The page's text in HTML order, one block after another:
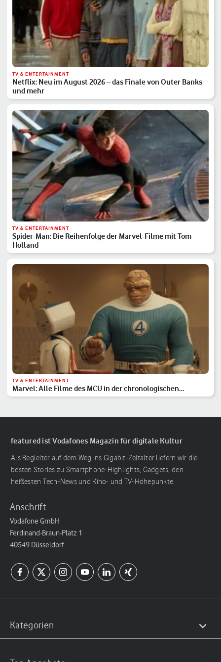
TV & ENTERTAINMENT
Netflix: Neu im August 2026 – das Finale von Outer Banks
und mehr
TV & ENTERTAINMENT
Spider-Man: Die Reihenfolge der Marvel-Filme mit Tom
Holland
TV & ENTERTAINMENT
Marvel: Alle Filme des MCU in der chronologischen
Reihenfolge
featured ist Vodafones Magazin für digitale Kultur
Als Begleiter auf dem Weg ins Gigabit-Zeitalter liefern wir die
besten Stories zu Smartphone-Highlights, Gadgets, den
heißesten Tech-News und Kino- und TV-Höhepunkte.
Anschrift
Vodafone GmbH
Ferdinand-Braun-Platz 1
40549 Düsseldorf
Kategorien